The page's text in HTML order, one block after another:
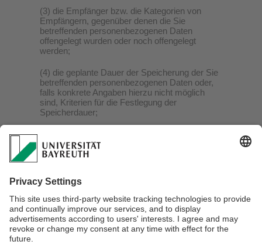
(3) die Empfänger bzw. die Kategorien von
Empfängern, gegenüber denen die Sie
betreffenden personenbezogenen Daten
offengelegt wurden oder noch offengelegt
werden;
(4) die geplante Dauer der Speicherung der Sie
betreffenden personenbezogenen Daten oder,
falls konkrete Angaben hierzu nicht möglich
sind, Kriterien für die Festlegung der
Speicherdauer;
oder Löschung der Sie betreffenden
personenbezogenen Daten, eines Rechts auf
Widerspruchsrechts gegen diese Verarbeitung;
(6) das Bestehen eines Beschwerderechts bei
einer Aufsichtsbehörde;